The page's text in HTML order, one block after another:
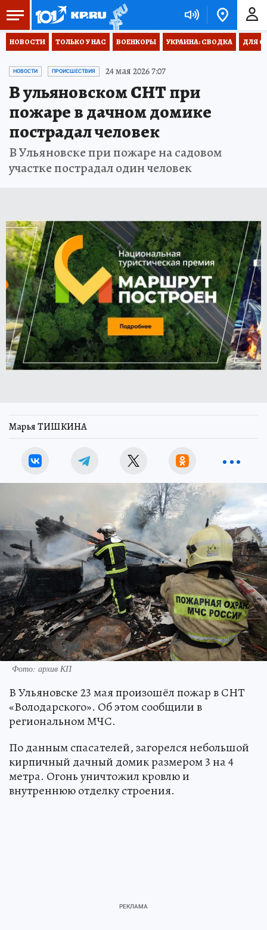
НОВОСТИ ТОЛЬКО У НАС ВОЕНКОРЫ УКРАИНА: СВОДКА ДЛЯ
НОВОСТИ ПРОИСШЕСТВИЯ 24 мая 2026 7:07
В ульяновском СНТ при
пожаре в дачном домике
пострадал человек
В Ульяновске при пожаре на садовом
участке пострадал один человек
Марья ТИШКИНА
Фото: архив КП
В Ульяновске 23 мая произошёл пожар в СНТ
«Володарского». Об этом сообщили в
региональном МЧС.
По данным спасателей, загорелся небольшой
кирпичный дачный домик размером 3 на 4
метра. Огонь уничтожил кровлю и
внутреннюю отделку строения.